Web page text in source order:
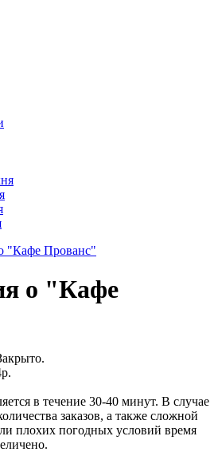
"Кафе Прованс"
о "Кафе
в течение 30-40 минут. В случае
заказов, а также сложной
плохих погодных условий время